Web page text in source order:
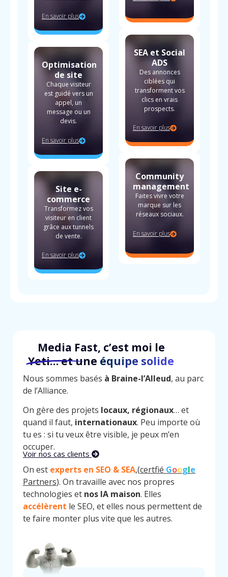
En savoir plus
Optimisation
de site
Chaque visiteur
est guidé vers un
appel, un
message ou un
devis.
En savoir plus
Site e-
commerce
Transformez vos
visiteur en client
grâce aux tunnels
de vente.
En savoir plus
SEA et Social
ADS
Des annonces
ciblées qui
transforment vos
clics en vrais
prospects.
En savoir plus
Community
management
Faites vivre votre
marque sur les
réseaux sociaux.
En savoir plus
Media Fast, c’est moi le
Yeti… et une équipe solide
Nous sommes basés à Braine-l’Alleud, au parc
de l’Alliance.
On gère des projets locaux, régionaux… et
quand il faut, internationaux. Peu importe où
tu es : si tu veux être visible, je peux m’en
occuper.
Voir nos cas clients
On est experts en SEO & SEA,(certfié Google
Partners). On travaille avec nos propres
technologies et nos IA maison. Elles
accélèrent le SEO, et elles nous permettent de
te faire monter plus vite que les autres.